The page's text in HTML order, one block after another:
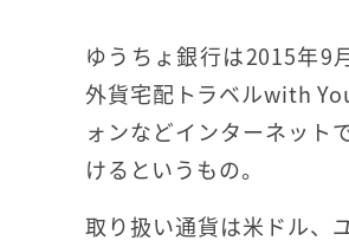
ゆうちょ銀行は2015年9
外貨宅配トラベルwith
ォンなどインターネット
けるというもの。
取り扱い通貨は米ドル、